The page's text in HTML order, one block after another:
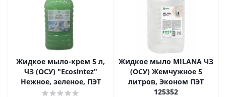
Жидкое мыло-крем 5 л,
ЧЗ (ОСУ) "Ecosintez"
Нежное, зеленое, ПЭТ
Жидкое мыло MILANA ЧЗ
(ОСУ) Жемчужное 5
литров, Эконом ПЭТ
125352